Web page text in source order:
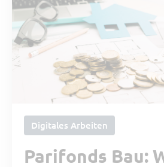
Digitales Arbeiten
Parifonds Bau: